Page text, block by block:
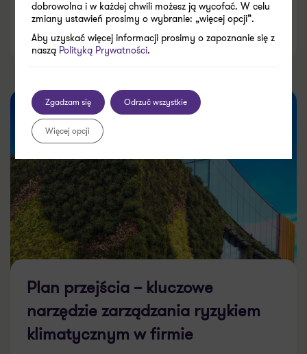
09.06.2026
Plan przejścia – kluczowe
narzędzie zarządzania ryzykiem
klimatycznym w firmie
dobrowolna i w każdej chwili możesz ją wycofać. W celu
zmiany ustawień prosimy o wybranie: „więcej opcji”.
Aby uzyskać więcej informacji prosimy o zapoznanie się z
naszą Polityką Prywatności.
Zgadzam się Odrzuć wszystkie
Więcej opcji